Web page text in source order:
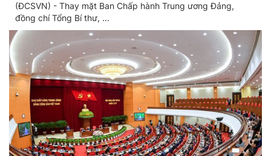
(ĐCSVN) - Thay mặt Ban Chấp hành Trung ương Đảng,
đồng chí Tổng Bí thư, ...